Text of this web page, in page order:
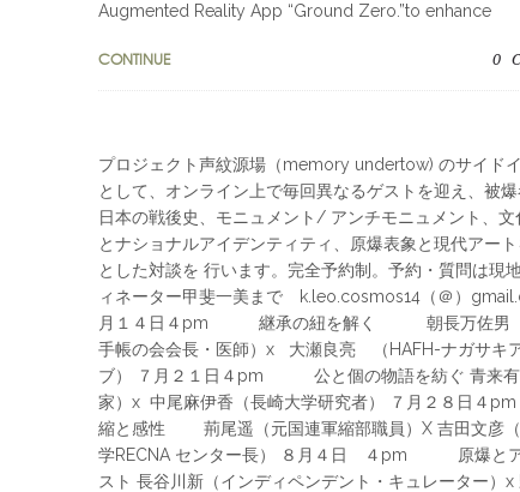
Augmented Reality App “Ground Zero.”to enhance
CONTINUE 0
プロジェクト声紋源場（memory undertow) のサイド
として、オンライン上で​毎回異なるゲストを迎え、被爆
日本の戦後史、モニュメント/ アンチモニュメント、文
とナショナルアイデンティティ、原爆表象と現代アー
とした対談を 行います。完全予約制。予約・質問は現
ィネーター甲斐一美まで k.leo.cosmos14（＠）
月１４日４pm 継承の紐を解く 朝長万佐男（
手帳の会会長・医師）x 大瀬良亮 （HAFH-ナガサキ
ブ） ７月２１日４pm 公と個の物語を紡ぐ 青来有
家）x 中尾麻伊香（長崎大学研究者） ７月２８日
縮と感性 荊尾遥（元国連軍縮部職員）X 吉田文彦
学RECNA センター長） ８月４日 ４pm 原爆とア
スト 長谷川新（インディペンデント・キュレーター）x